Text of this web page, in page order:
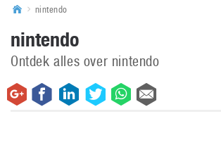
nintendo
nintendo
Ontdek alles over nintendo